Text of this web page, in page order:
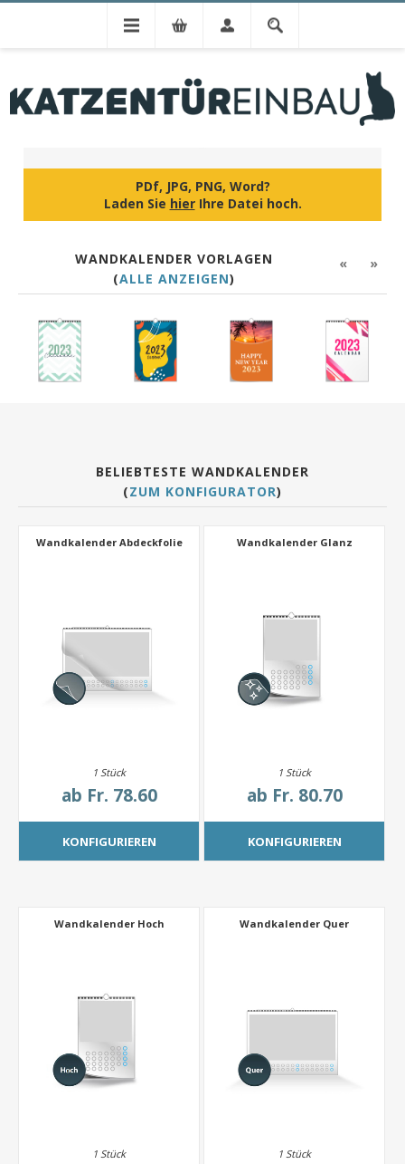
PDf, JPG, PNG, Word?
Laden Sie hierIhre Datei hoch.
« »
WANDKALENDER VORLAGEN
(ALLE ANZEIGEN)
BELIEBTESTE WANDKALENDER
(ZUM KONFIGURATOR)
Wandkalender Abdeckfolie
1 Stück
ab Fr. 78.60
KONFIGURIEREN
Wandkalender Glanz
1 Stück
ab Fr. 80.70
KONFIGURIEREN
Wandkalender Hoch
1 Stück
Wandkalender Quer
1 Stück